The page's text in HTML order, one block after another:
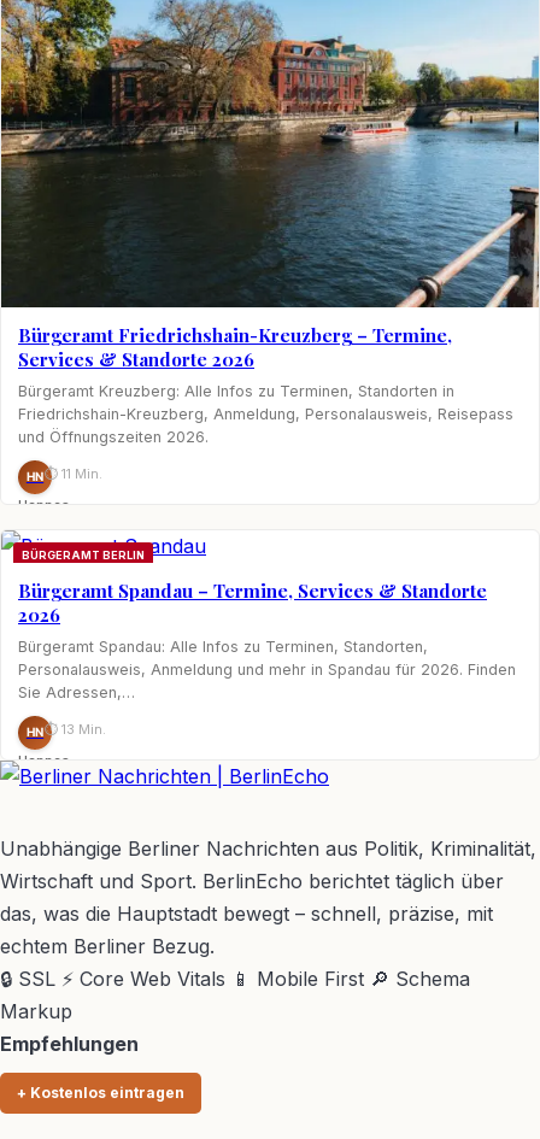
Bürgeramt Friedrichshain-Kreuzberg – Termine,
Services & Standorte 2026
Bürgeramt Kreuzberg: Alle Infos zu Terminen, Standorten in
Friedrichshain-Kreuzberg, Anmeldung, Personalausweis, Reisepass
und Öffnungszeiten 2026.
HN
Hannes
⏱ 11 Min.
BÜRGERAMT BERLIN
Bürgeramt Spandau – Termine, Services & Standorte
2026
Bürgeramt Spandau: Alle Infos zu Terminen, Standorten,
Personalausweis, Anmeldung und mehr in Spandau für 2026. Finden
Sie Adressen,…
HN
Hannes
Nagel
⏱ 13 Min.
Unabhängige Berliner Nachrichten aus Politik, Kriminalität,
Wirtschaft und Sport. BerlinEcho berichtet täglich über
das, was die Hauptstadt bewegt – schnell, präzise, mit
echtem Berliner Bezug.
🔒 SSL ⚡ Core Web Vitals 📱 Mobile First 🔎 Schema
Markup
Empfehlungen
+ Kostenlos eintragen